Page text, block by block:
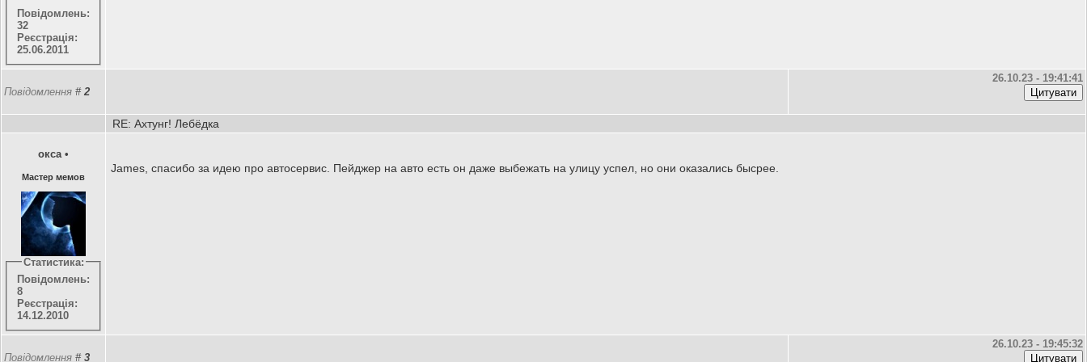
Повідомлень:
32
Реєстрація:
25.06.2011
Повідомлення # 2
26.10.23 - 19:41:41
RE: Ахтунг! Лебёдка
окса •
Мастер мемов
Статистика:
Повідомлень:
8
Реєстрація:
14.12.2010
James, спасибо за идею про автосервис. Пейджер на авто есть он даже выбежать на улицу успел, но они оказались бысрее.
Повідомлення # 3
26.10.23 - 19:45:32